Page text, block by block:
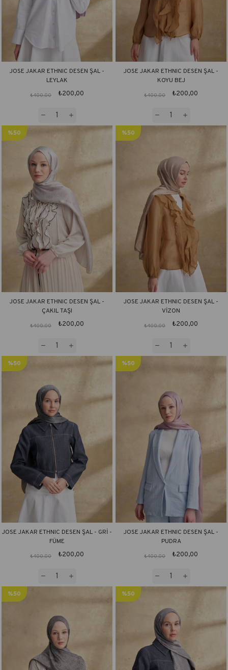
JOSE JAKAR ETHNIC DESEN ŞAL -
LEYLAK
₺200,00
₺400,00
JOSE JAKAR ETHNIC DESEN ŞAL -
KOYU BEJ
₺200,00
₺400,00
JOSE JAKAR ETHNIC DESEN ŞAL -
ÇAKIL TAŞI
₺200,00
₺400,00
%50
JOSE JAKAR ETHNIC DESEN ŞAL -
VİZON
₺200,00
₺400,00
%50
JOSE JAKAR ETHNIC DESEN ŞAL - GRİ -
FÜME
₺200,00
₺400,00
%50
JOSE JAKAR ETHNIC DESEN ŞAL -
PUDRA
₺200,00
₺400,00
%50
%50
%50